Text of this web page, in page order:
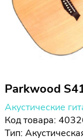
Parkwood
Акустические
Код товара:
Тип: